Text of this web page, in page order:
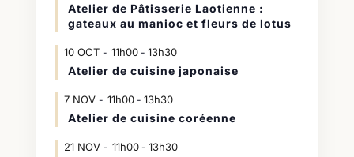
Atelier de Pâtisserie Laotienne :
gateaux au manioc et fleurs de lotus
10 OCT 11h00- 13h30
Atelier de cuisine japonaise
7 NOV 11h00- 13h30
Atelier de cuisine coréenne
21 NOV 11h00- 13h30